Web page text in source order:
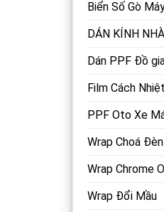
Biển Số Gò
DÁN KÍNH NHÀ
Dán PPF Đồ
Film Cách
PPF Oto Xe
Wrap Choá Đèn
Wrap Chrome
Wrap Đổi Mầu